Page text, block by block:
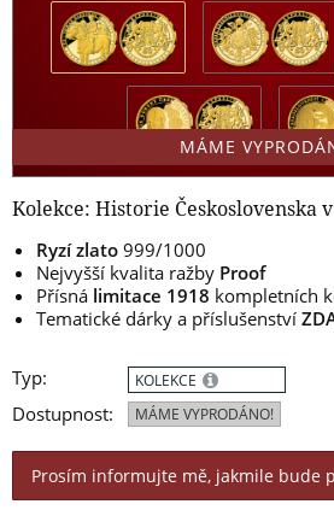
MÁME
Kolekce: Historie Československa
Ryzí zlato 999/1000
Nejvyšší kvalita ražby Proof
Přísná limitace 1918 kompletních
Tematické dárky a příslušenství
Typ:
Dostupnost:
KOLEKCE
MÁME VYPRODÁNO!
Prosím informujte mě, jakmile bude